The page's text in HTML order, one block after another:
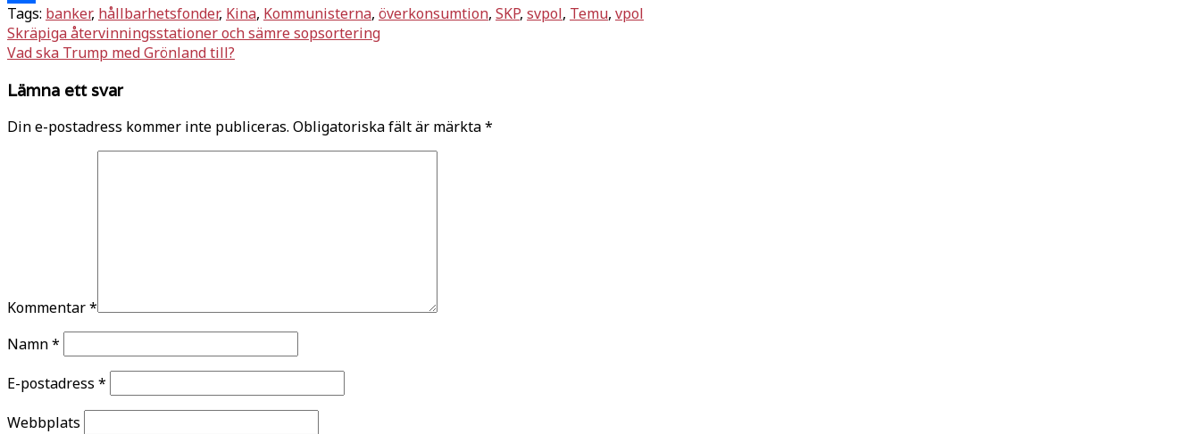
Dela
Tags: banker, hållbarhetsfonder, Kina, Kommunisterna, överkonsumtion, SKP, svpol, Temu, vpol
Inläggsnavigering
Skräpiga återvinningsstationer och sämre sopsortering
Vad ska Trump med Grönland till?
Lämna ett svar
Din e-postadress kommer inte publiceras. Obligatoriska fält är märkta*
Kommentar*
Namn*
E-postadress *
Webbplats